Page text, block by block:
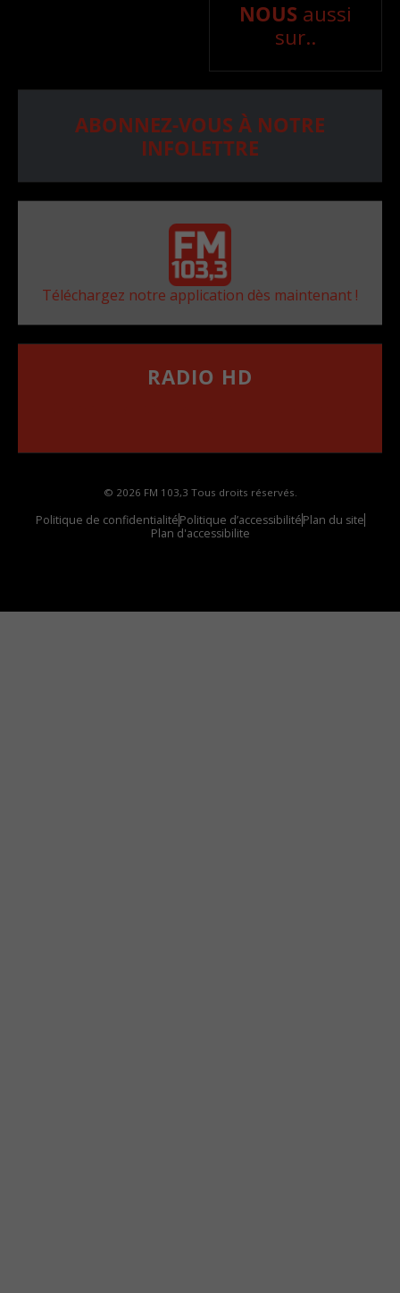
NOUS aussi
sur..
ABONNEZ-VOUS À NOTRE
INFOLETTRE
Téléchargez notre application dès maintenant !
RADIO HD
© 2026 FM 103,3 Tous droits réservés.
Politique de confidentialitéPolitique d’accessibilitéPlan du site
Plan d'accessibilite